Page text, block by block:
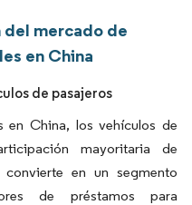
mercado de
en China
de pasajeros
en China, los vehículos de
mayoritaria de
en un segmento
de préstamos para